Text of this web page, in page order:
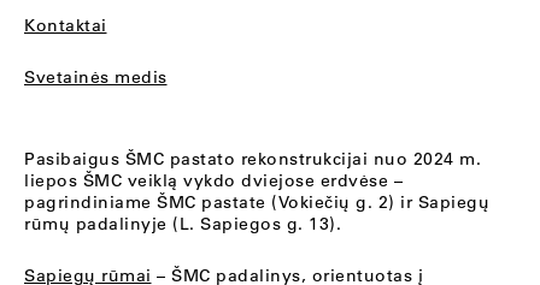
Kontaktai
Svetainės medis
Pasibaigus ŠMC pastato rekonstrukcijai nuo 2024 m.
liepos ŠMC veiklą vykdo dviejose erdvėse –
pagrindiniame ŠMC pastate (Vokiečių g. 2) ir Sapiegų
rūmų padalinyje (L. Sapiegos g. 13).
Sapiegų rūmai – ŠMC padalinys, orientuotas į